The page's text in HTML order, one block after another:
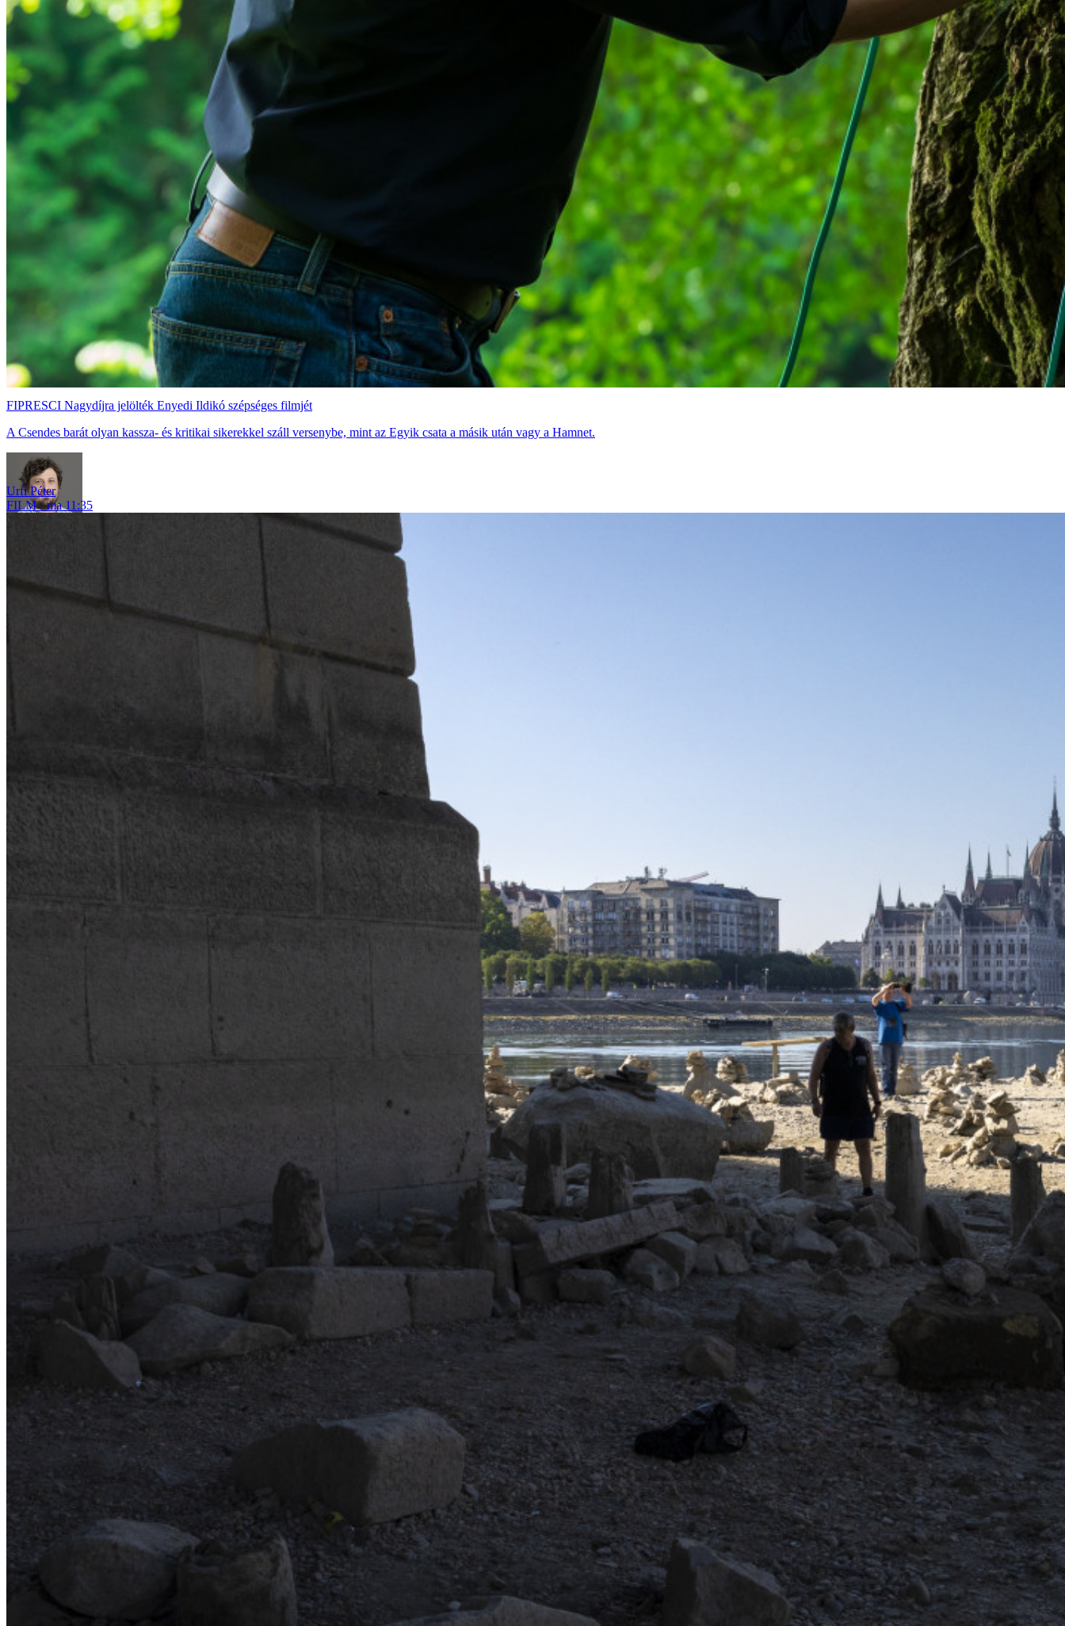
FIPRESCI Nagydíjra jelölték Enyedi Ildikó szépséges filmjét
A Csendes barát olyan kassza- és kritikai sikerekkel száll versenybe, mint az Egyik csata a másik után vagy a Hamnet.
Urfi Péter
FILM
ma 11:35